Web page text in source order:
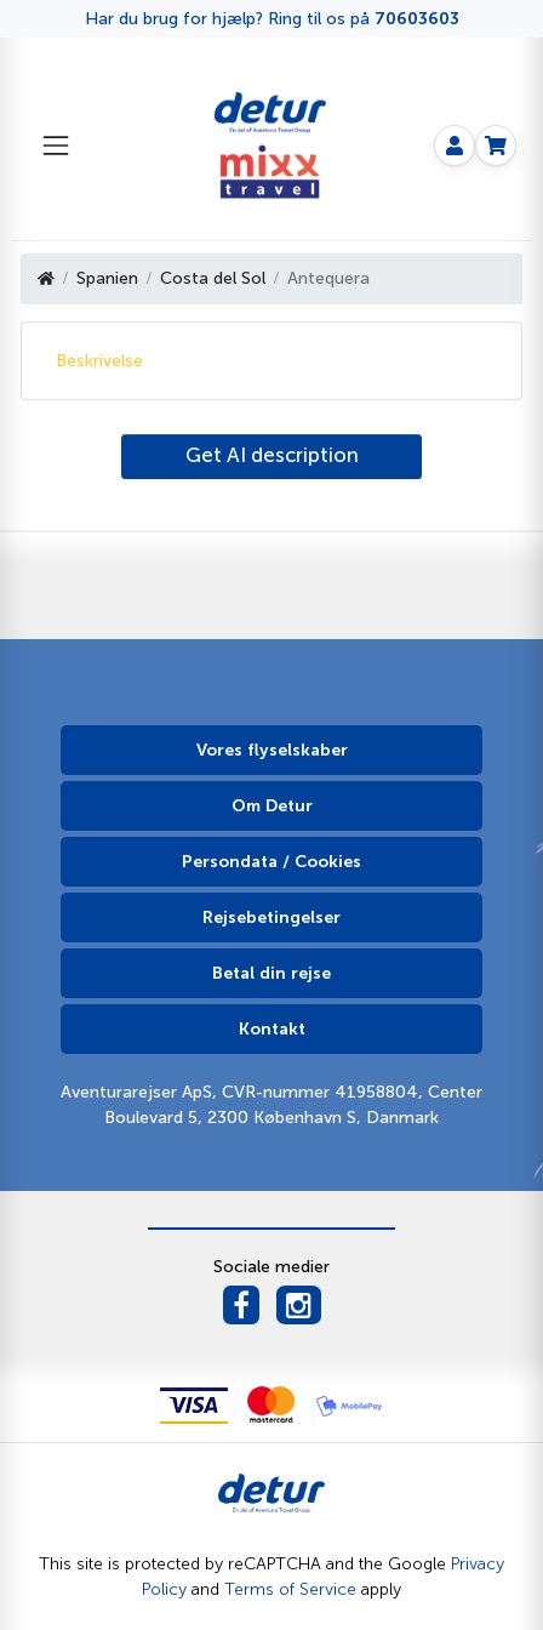
Har du brug for hjælp? Ring til os på 70603603
Spanien Costa del Sol Antequera
Beskrivelse
Get AI description
Vores flyselskaber
Om Detur
Persondata / Cookies
Rejsebetingelser
Betal din rejse
Kontakt
Aventurarejser ApS, CVR-nummer 41958804, Center
Boulevard 5, 2300 København S, Danmark
Sociale medier
This site is protected by reCAPTCHA and the Google Privacy
Policy and Terms of Service apply